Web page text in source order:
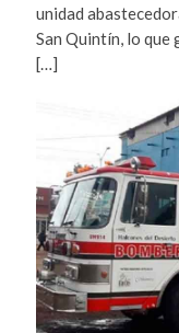
unidad
San Quintín, lo que
[…]